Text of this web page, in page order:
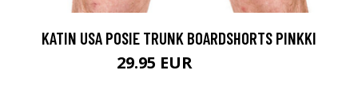
KATIN USA POSIE TRUNK BOARDSHORTS PINKKI
29.95 EUR